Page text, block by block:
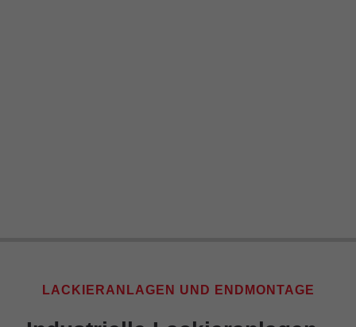
LACKIERANLAGEN UND ENDMONTAGE